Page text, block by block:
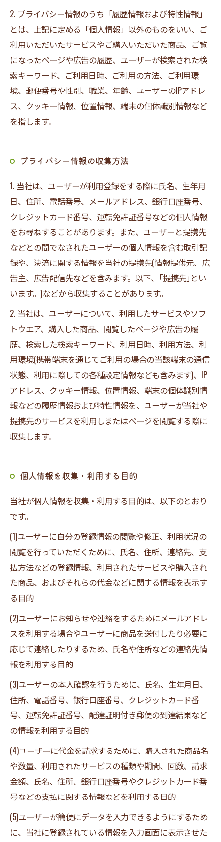
2. プライバシー情報のうち「履歴情報および特性情報」
とは、上記に定める「個人情報」以外のものをいい、ご
利用いただいたサービスやご購入いただいた商品、ご覧
になったページや広告の履歴、ユーザーが検索された検
索キーワード、ご利用日時、ご利用の方法、ご利用環
境、郵便番号や性別、職業、年齢、ユーザーのIPアドレ
ス、クッキー情報、位置情報、端末の個体識別情報など
を指します。
プライバシー情報の収集方法
1. 当社は、ユーザーが利用登録をする際に氏名、生年月
日、住所、電話番号、メールアドレス、銀行口座番号、
クレジットカード番号、運転免許証番号などの個人情報
をお尋ねすることがあります。また、ユーザーと提携先
などとの間でなされたユーザーの個人情報を含む取引記
録や、決済に関する情報を当社の提携先(情報提供元、広
告主、広告配信先などを含みます。以下、｢提携先｣とい
います。)などから収集することがあります。
2. 当社は、ユーザーについて、利用したサービスやソフ
トウエア、購入した商品、閲覧したページや広告の履
歴、検索した検索キーワード、利用日時、利用方法、利
用環境(携帯端末を通じてご利用の場合の当該端末の通信
状態、利用に際しての各種設定情報なども含みます)、IP
アドレス、クッキー情報、位置情報、端末の個体識別情
報などの履歴情報および特性情報を、ユーザーが当社や
提携先のサービスを利用しまたはページを閲覧する際に
収集します。
個人情報を収集・利用する目的
当社が個人情報を収集・利用する目的は、以下のとおり
です。
(1)ユーザーに自分の登録情報の閲覧や修正、利用状況の
閲覧を行っていただくために、氏名、住所、連絡先、支
払方法などの登録情報、利用されたサービスや購入され
た商品、およびそれらの代金などに関する情報を表示す
る目的
(2)ユーザーにお知らせや連絡をするためにメールアドレ
スを利用する場合やユーザーに商品を送付したり必要に
応じて連絡したりするため、氏名や住所などの連絡先情
報を利用する目的
(3)ユーザーの本人確認を行うために、氏名、生年月日、
住所、電話番号、銀行口座番号、クレジットカード番
号、運転免許証番号、配達証明付き郵便の到達結果など
の情報を利用する目的
(4)ユーザーに代金を請求するために、購入された商品名
や数量、利用されたサービスの種類や期間、回数、請求
金額、氏名、住所、銀行口座番号やクレジットカード番
号などの支払に関する情報などを利用する目的
(5)ユーザーが簡便にデータを入力できるようにするため
に、当社に登録されている情報を入力画面に表示させた